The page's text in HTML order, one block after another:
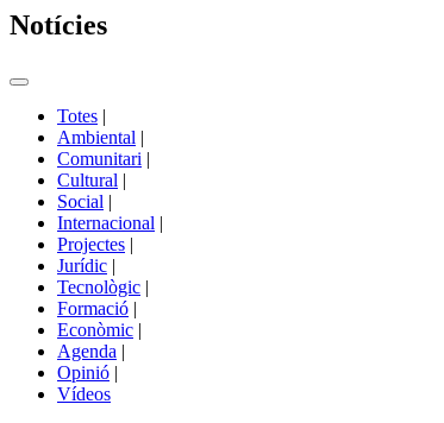
Notícies
Commutador
portals
Totes |
Ambiental |
Comunitari |
Cultural |
Social |
Internacional |
Projectes |
Jurídic |
Tecnològic |
Formació |
Econòmic |
Agenda |
Opinió |
Vídeos